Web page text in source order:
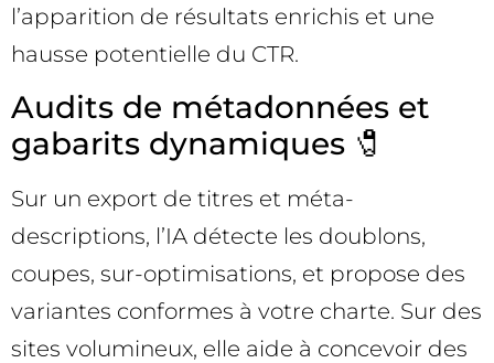
l’apparition de résultats enrichis et une
hausse potentielle du CTR.
Audits de métadonnées et
gabarits dynamiques 🧷
Sur un export de titres et méta-
descriptions, l’IA détecte les doublons,
coupes, sur-optimisations, et propose des
variantes conformes à votre charte. Sur des
sites volumineux, elle aide à concevoir des